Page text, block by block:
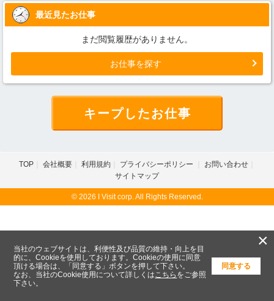
最近見たお仕事
まだ閲覧履歴がありません。
お仕事を探す
キープしたお仕事
TOP 会社概要 利用規約 プライバシーポリシー
お問い合わせ
サイトマップ
© 2026 I Visit corp. All Rights Reserved.
×
当社のウェブサイトは、利便性及び品質の維持・向上を目
的に、Cookieを使用しております。Cookieの使用に同意
頂ける場合は、「同意する」ボタンを押して下さい。
なお、当社のCookie使用について詳しくは こちら をご参照
下さい。
同意する